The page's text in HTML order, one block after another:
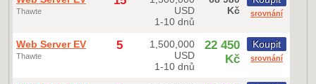
Thawte
USD
1-10 dnů
Kč
srovnání
Web Server EV
Thawte
5
1,500,000
USD
1-10 dnů
22 450
Kč
Koupit
srovnání